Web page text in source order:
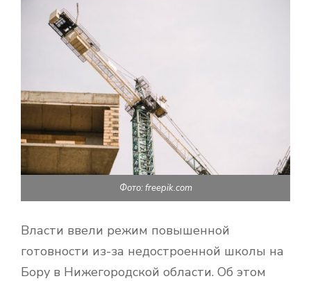
Е
Ю
Фото: freepik.com
Власти ввели режим повышенной
готовности из-за недостроенной школы на
Бору в Нижегородской области. Об этом